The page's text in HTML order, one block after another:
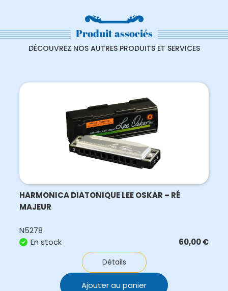
Produit associés
DÉCOUVREZ NOS AUTRES PRODUITS ET SERVICES
HARMONICA DIATONIQUE LEE OSKAR – RÉ
MAJEUR
N5278
En stock
60,00€
Détails
Ajouter au panier